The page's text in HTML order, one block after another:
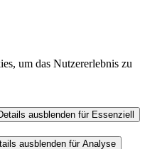
um das Nutzererlebnis zu
ausblenden für Essenziell
ausblenden für Analyse